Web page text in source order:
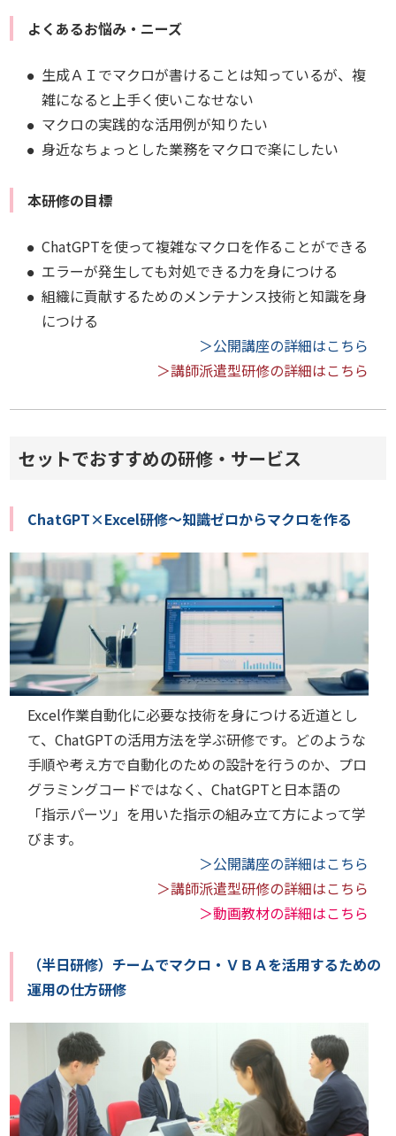
よくあるお悩み・ニーズ
生成ＡＩでマクロが書けることは知っているが、複
雑になると上手く使いこなせない
マクロの実践的な活用例が知りたい
身近なちょっとした業務をマクロで楽にしたい
本研修の目標
ChatGPTを使って複雑なマクロを作ることができる
エラーが発生しても対処できる力を身につける
組織に貢献するためのメンテナンス技術と知識を身
につける
＞公開講座の詳細はこちら
＞講師派遣型研修の詳細はこちら
セットでおすすめの研修・サービス
ChatGPT×Excel研修～知識ゼロからマクロを作る
Excel作業自動化に必要な技術を身につける近道とし
て、ChatGPTの活用方法を学ぶ研修です。どのような
手順や考え方で自動化のための設計を行うのか、プロ
グラミングコードではなく、ChatGPTと日本語の
「指示パーツ」を用いた指示の組み立て方によって学
びます。
＞公開講座の詳細はこちら
＞講師派遣型研修の詳細はこちら
＞動画教材の詳細はこちら
（半日研修）チームでマクロ・ＶＢＡを活用するための
運用の仕方研修